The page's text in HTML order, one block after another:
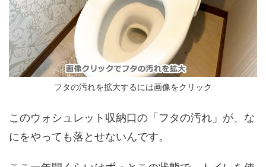
フタの汚れを拡大するには画像をクリック
このウォシュレット収納口の「フタの汚れ」が、な
にをやっても落とせないんです。